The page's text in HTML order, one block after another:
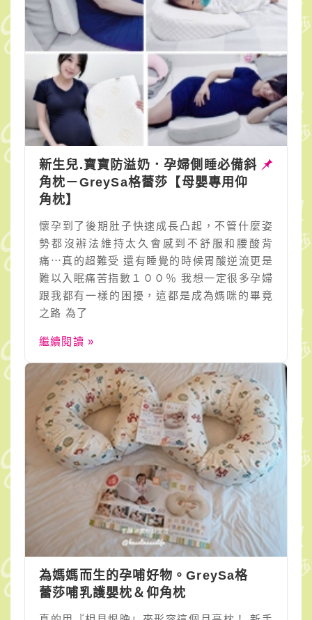
新生兒.寶寶防溢奶．孕婦側睡必備斜
角枕－GreySa格蕾莎【母嬰專用仰
角枕】
懷孕到了後期肚子快速成長凸起，不管什麼姿
勢都沒辦法維持太久會感到不舒服和腰酸背
痛⋯真的超難受 還有睡覺的時候胃酸逆流更是
難以入眠痛苦指數１００％ 我想一定很多孕婦
跟我都有一樣的困擾，這都是成為媽咪的畢竟
之路 為了
繼續閱讀 »
為媽媽而生的孕哺好物。GreySa格
蕾莎哺乳護嬰枕＆仰角枕